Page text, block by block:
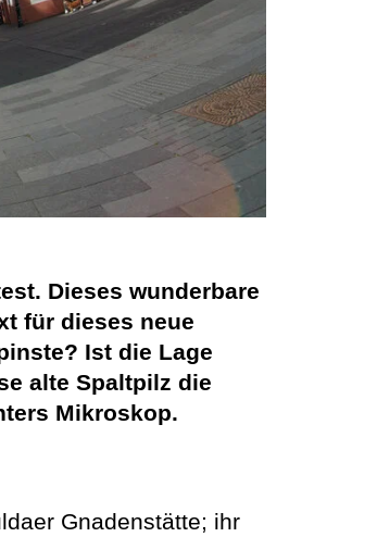
Dieses wunderbare
für dieses neue
Ist die Lage
alte Spaltpilz die
Mikroskop.
Gnadenstätte; ihr